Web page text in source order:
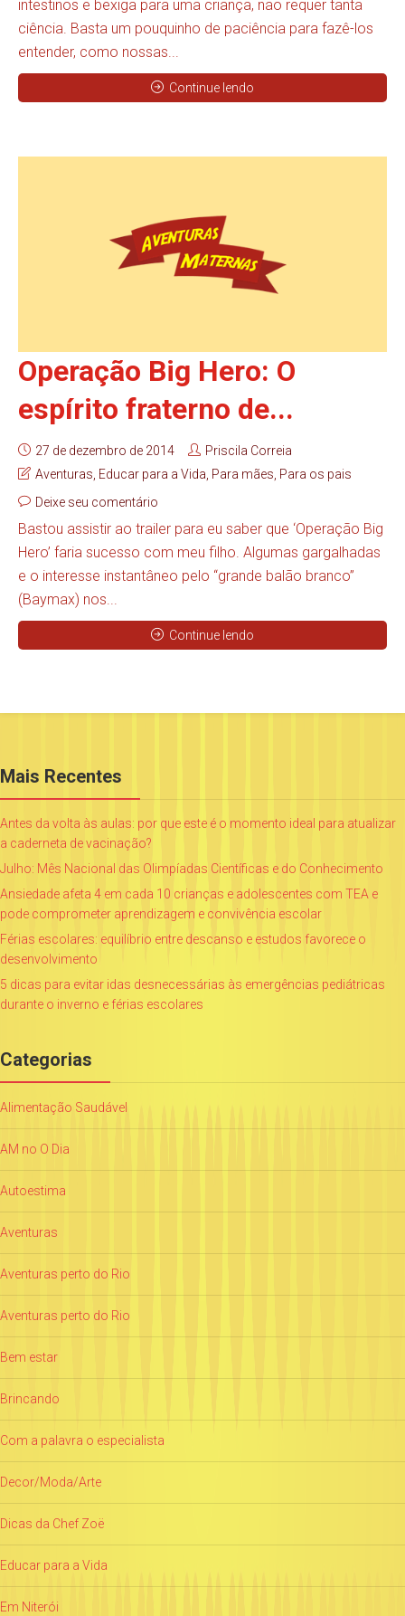
intestinos e bexiga para uma criança, não requer tanta
ciência. Basta um pouquinho de paciência para fazê-los
entender, como nossas...
Continue lendo
Operação Big Hero: O
espírito fraterno de...
27 de dezembro de 2014
Priscila Correia
Aventuras Educar para a Vida Para mães Para os pais
Deixe seu comentário
Bastou assistir ao trailer para eu saber que ‘Operação Big
Hero’ faria sucesso com meu filho. Algumas gargalhadas
e o interesse instantâneo pelo “grande balão branco”
(Baymax) nos...
Continue lendo
Mais Recentes
Antes da volta às aulas: por que este é o momento ideal para atualizar
a caderneta de vacinação?
Julho: Mês Nacional das Olimpíadas Científicas e do Conhecimento
Ansiedade afeta 4 em cada 10 crianças e adolescentes com TEA e
pode comprometer aprendizagem e convivência escolar
Férias escolares: equilíbrio entre descanso e estudos favorece o
desenvolvimento
5 dicas para evitar idas desnecessárias às emergências pediátricas
durante o inverno e férias escolares
Categorias
Alimentação Saudável
AM no O Dia
Autoestima
Aventuras
Aventuras perto do Rio
Aventuras perto do Rio
Bem estar
Brincando
Com a palavra o especialista
Decor/Moda/Arte
Dicas da Chef Zoë
Educar para a Vida
Em Niterói